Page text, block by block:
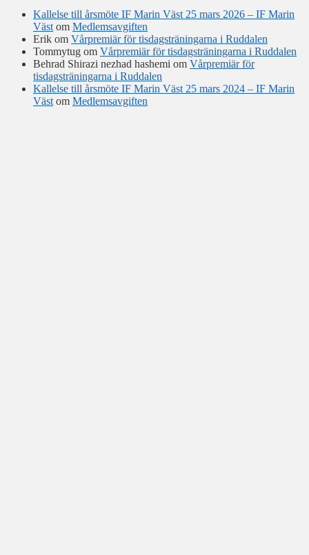
Kallelse till årsmöte IF Marin Väst 25 mars 2026 – IF Marin
Väst om Medlemsavgiften
Erik om Vårpremiär för tisdagsträningarna i Ruddalen
Tommytug om Vårpremiär för tisdagsträningarna i Ruddalen
Behrad Shirazi nezhad hashemi om Vårpremiär för
tisdagsträningarna i Ruddalen
Kallelse till årsmöte IF Marin Väst 25 mars 2024 – IF Marin
Väst om Medlemsavgiften